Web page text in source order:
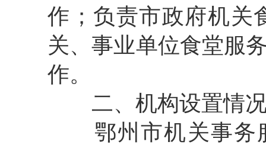
作；负责市政府机关
关、事业单位食堂服
作。
二、机构设置情
鄂州市机关事务